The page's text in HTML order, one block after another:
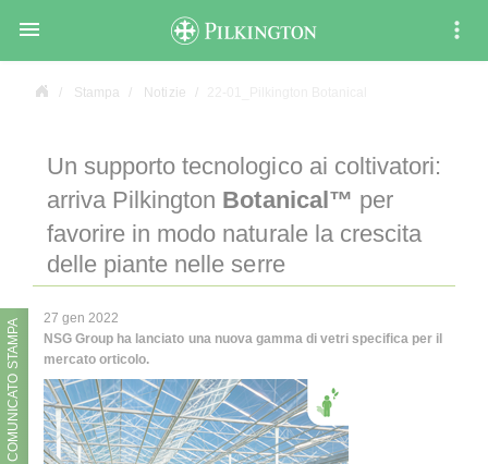

Stampa Notizie
Un supporto tecnologico ai coltivatori:
arriva Pilkington Botanical™ per
favorire in modo naturale la crescita
delle piante nelle serre
COMUNICATO STAMPA
27 gen 2022
NSG Group ha lanciato una nuova gamma di vetri specifica per il
mercato orticolo.